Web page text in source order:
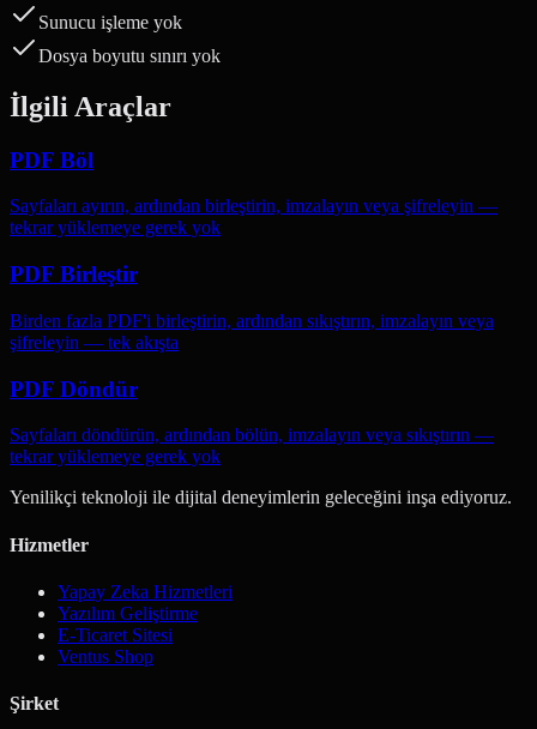
Sunucu işleme yok
Dosya boyutu sınırı yok
İlgili Araçlar
PDF Böl
Sayfaları ayırın, ardından birleştirin, imzalayın veya şifreleyin —
tekrar yüklemeye gerek yok
PDF Birleştir
Birden fazla PDF'i birleştirin, ardından sıkıştırın, imzalayın veya
şifreleyin — tek akışta
PDF Döndür
Sayfaları döndürün, ardından bölün, imzalayın veya sıkıştırın —
tekrar yüklemeye gerek yok
Yenilikçi teknoloji ile dijital deneyimlerin geleceğini inşa ediyoruz.
Hizmetler
Yapay Zeka Hizmetleri
Yazılım Geliştirme
E-Ticaret Sitesi
Ventus Shop
Şirket